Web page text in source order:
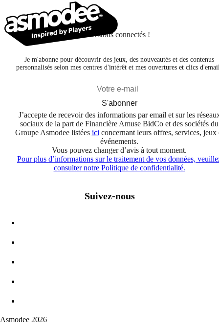
Restons connectés !
Je m'abonne pour découvrir des jeux, des nouveautés et des contenus
personnalisés selon mes centres d'intérêt et mes ouvertures et clics
S'abonner
J’accepte de recevoir des informations par email et sur les
sociaux de la part de Financière Amuse BidCo et des sociétés du
Groupe Asmodee listées ici concernant leurs offres, services, jeux
événements.
Vous pouvez changer d’avis à tout moment.
Pour plus d’informations sur le traitement de vos données,
consulter notre Politique de confidentialité.
Suivez-nous
Asmodee 2026